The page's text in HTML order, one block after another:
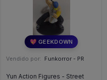
💖 GEEKDOWN
Vendido por: Funkorror - PR
Yun Action Figures - Street